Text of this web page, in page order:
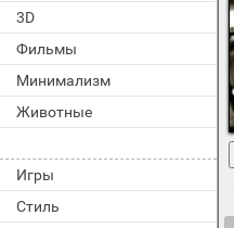
3D
Фильмы
Минимализм
Животные
Игры
Стиль